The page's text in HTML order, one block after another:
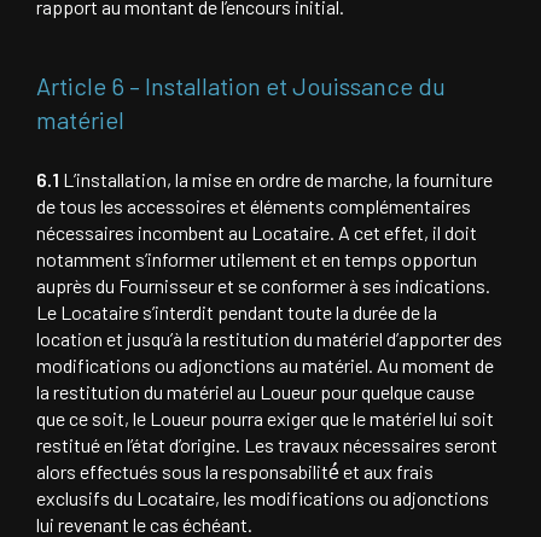
rapport au montant de l’encours initial.
Article 6 – Installation et Jouissance du
matériel
6.1 L’installation, la mise en ordre de marche, la fourniture
de tous les accessoires et éléments complémentaires
nécessaires incombent au Locataire. A cet effet, il doit
notamment s’informer utilement et en temps opportun
auprès du Fournisseur et se conformer à ses indications.
Le Locataire s’interdit pendant toute la durée de la
location et jusqu’à la restitution du matériel d’apporter des
modifications ou adjonctions au matériel. Au moment de
la restitution du matériel au Loueur pour quelque cause
que ce soit, le Loueur pourra exiger que le matériel lui soit
restitué en l’état d’origine. Les travaux nécessaires seront
alors effectués sous la responsabilité́ et aux frais
exclusifs du Locataire, les modifications ou adjonctions
lui revenant le cas échéant.